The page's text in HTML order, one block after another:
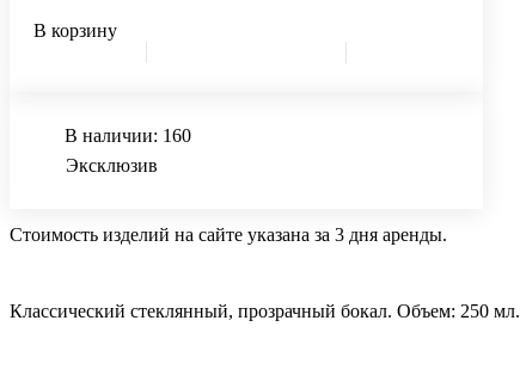
В корзину
В наличии: 160
Эксклюзив
Стоимость изделий на сайте указана за 3 дня аренды.
Классический стеклянный, прозрачный бокал. Объем: 250 мл.